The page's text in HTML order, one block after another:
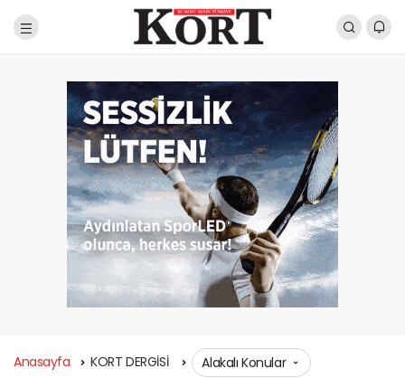
Anasayfa KORT DERGİSİ Alakalı Konular